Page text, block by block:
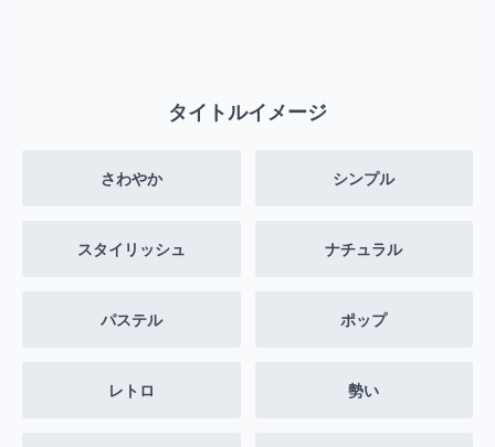
タイトルイメージ
さわやか シンプル
スタイリッシュ ナチュラル
パステル ポップ
レトロ 勢い